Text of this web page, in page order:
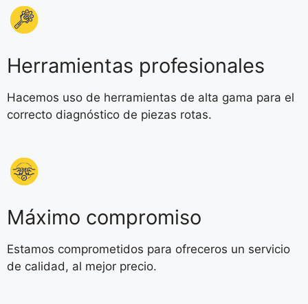
Herramientas profesionales
Hacemos uso de herramientas de alta gama para el
correcto diagnóstico de piezas rotas.
Máximo compromiso
Estamos comprometidos para ofreceros un servicio
de calidad, al mejor precio.